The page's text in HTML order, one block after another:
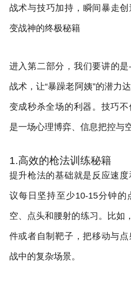
战术与技巧加持，瞬间暴走
变战神的终极秘籍
进入第二部分，我们要讲的
战术，让“暴躁老阿姨”的潜力
变成秒杀全场的利器。技巧
是一场心理博弈、信息把控与
1.高效的枪法训练秘籍
提升枪法的基础就是反应速
议每日坚持至少10-15分钟的
空、点头和腰射的练习。比如
件或者自制靶子，把移动与
战中的复杂场景。